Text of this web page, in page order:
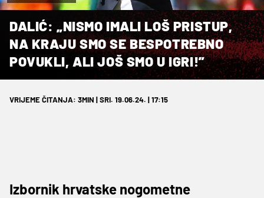
DALIĆ: „NISMO IMALI LOŠ PRISTUP,
NA KRAJU SMO SE BESPOTREBNO
POVUKLI, ALI JOŠ SMO U IGRI!”
VRIJEME ČITANJA: 3MIN | SRI. 19.06.24. | 17:15
Izbornik hrvatske nogometne